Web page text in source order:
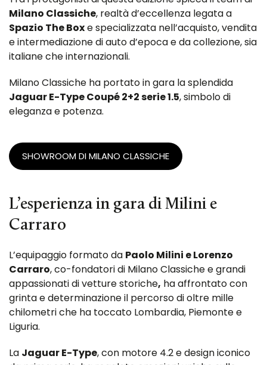
Milano Classiche, realtà d’eccellenza legata a
Spazio The Boxe specializzata nell’acquisto, vendita
e intermediazione di auto d’epoca e da collezione, sia
italiane che internazionali.
Milano Classiche ha portato in gara la splendida
Jaguar E-Type Coupé 2+2 serie 1.5, simbolo di
eleganza e potenza.
SHOWROOM DI MILANO CLASSICHE
L’esperienza in gara di Milini e
Carraro
L’equipaggio formato da Paolo Milini e Lorenzo
Carraro, co-fondatori di Milano Classiche e grandi
appassionati di vetture storiche, ha affrontato con
grinta e determinazione il percorso di oltre mille
chilometri che ha toccato Lombardia, Piemonte e
Liguria.
La Jaguar E-Type, con motore 4.2 e design iconico